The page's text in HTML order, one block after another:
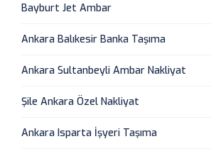
Bayburt Jet Ambar
Ankara Balıkesir Banka Taşıma
Ankara Sultanbeyli Ambar Nakliyat
Şile Ankara Özel Nakliyat
Ankara Isparta İşyeri Taşıma